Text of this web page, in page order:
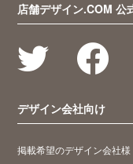
店舗デザイン.COM 公
デザイン会社向け
掲載希望のデザイン会社様